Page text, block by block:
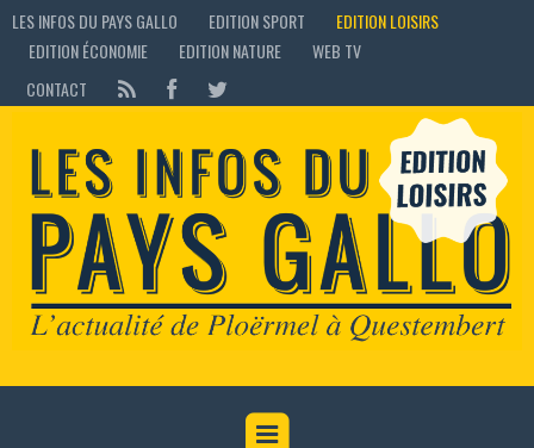
LES INFOS DU PAYS GALLO EDITION SPORT
EDITION LOISIRS
EDITION ÉCONOMIE
EDITION NATURE
WEB TV
CONTACT